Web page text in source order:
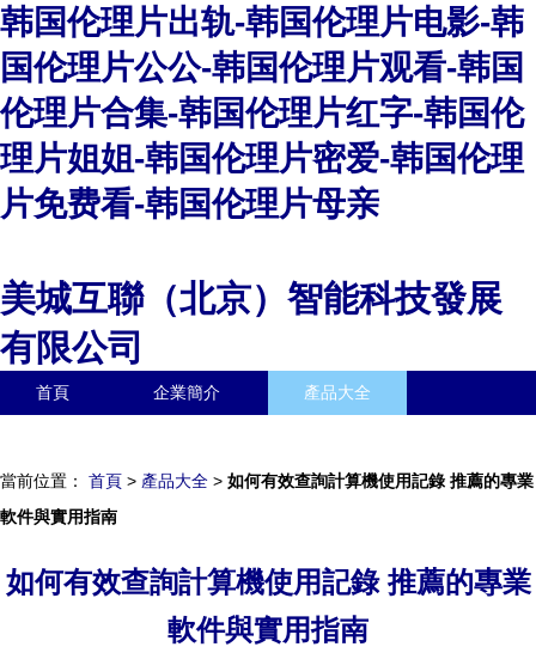
韩国伦理片出轨-韩国伦理片电影-韩
国伦理片公公-韩国伦理片观看-韩国
伦理片合集-韩国伦理片红字-韩国伦
理片姐姐-韩国伦理片密爱-韩国伦理
片免费看-韩国伦理片母亲
美城互聯（北京）智能科技發展
有限公司
首頁 企業簡介 產品大全
當前位置： 首頁 > 產品大全 > 如何有效查詢計算機使用記錄 推薦的專業
軟件與實用指南
如何有效查詢計算機使用記錄 推薦的專業
軟件與實用指南